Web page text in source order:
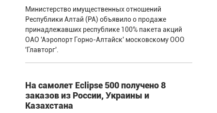
Министерство имущественных отношений
Республики Алтай (РА) объявило о продаже
принадлежавших республике 100% пакета акций
ОАО 'Аэропорт Горно-Алтайск' московскому ООО
'Главторг'.
На самолет Eclipse 500 получено 8
заказов из России, Украины и
Казахстана